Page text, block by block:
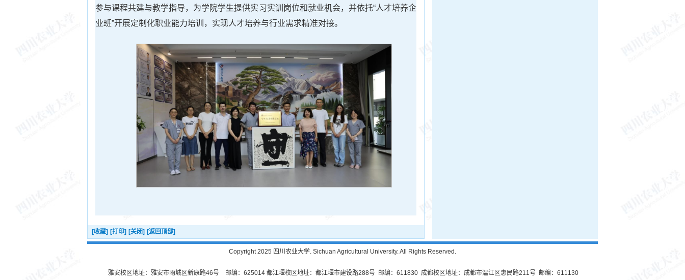
参与课程共建与教学指导，为学院学生提供实习实训岗位和就业机会，并依托“人才培养企
业班”开展定制化职业能力培训，实现人才培养与行业需求精准对接。
[收藏] [打印] [关闭] [返回顶部]
Copyright 2025 四川农业大学. Sichuan Agricultural University. All Rights Reserved.
雅安校区地址：雅安市雨城区新康路46号 邮编：625014 都江堰校区地址：都江堰市建设路288号 邮编：611830 成都校区地址：成都市温江区惠民路211号 邮编：611130